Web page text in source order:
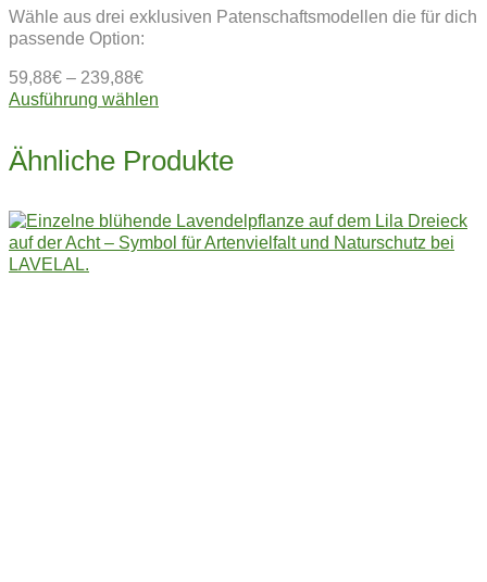
Wähle aus drei exklusiven Patenschaftsmodellen die für dich
passende Option:
59,88€ – 239,88€
Ausführung wählen
mehrere
Die
Optionen
Ähnliche Produkte